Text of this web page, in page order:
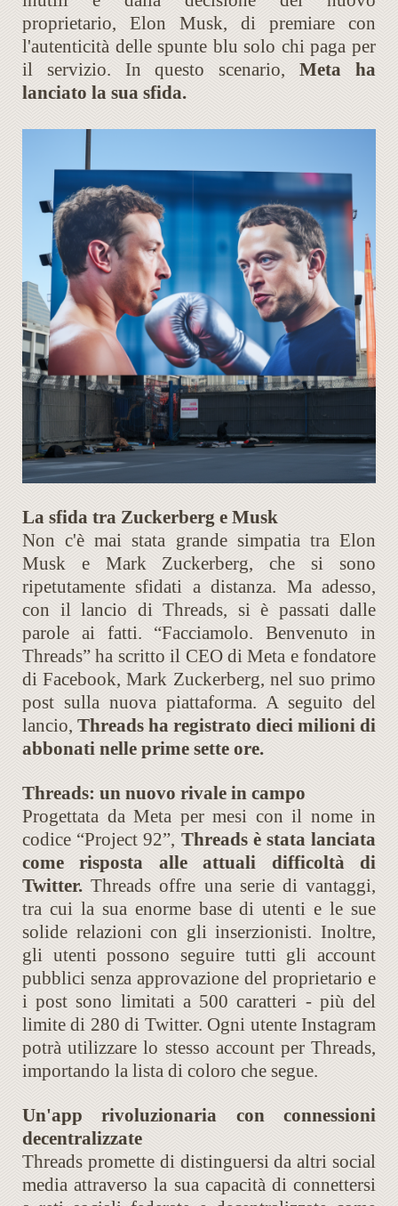
proprietario, Elon Musk, di premiare con
l'autenticità delle spunte blu solo chi paga per
il servizio. In questo scenario,Meta ha
lanciato la sua sfida.
La sfida tra Zuckerberg e Musk
Non c'è mai stata grande simpatia tra Elon
Musk e Mark Zuckerberg, che si sono
ripetutamente sfidati a distanza. Ma adesso,
con il lancio di Threads, si è passati dalle
parole ai fatti. “Facciamolo. Benvenuto in
Threads” ha scritto il CEO di Meta e fondatore
di Facebook, Mark Zuckerberg, nel suo primo
post sulla nuova piattaforma. A seguito del
lancio, Threads ha registrato dieci milioni di
abbonati nelle prime sette ore.
Threads: un nuovo rivale in campo
Progettata da Meta per mesi con il nome in
codice “Project 92”, Threads è stata lanciata
come risposta alle attuali difficoltà di
Twitter. Threads offre una serie di vantaggi,
tra cui la sua enorme base di utenti e le sue
solide relazioni con gli inserzionisti. Inoltre,
gli utenti possono seguire tutti gli account
pubblici senza approvazione del proprietario e
i post sono limitati a 500 caratteri - più del
limite di 280 di Twitter. Ogni utente Instagram
potrà utilizzare lo stesso account per Threads,
importando la lista di coloro che segue.
Un'app rivoluzionaria con connessioni
decentralizzate
Threads promette di distinguersi da altri social
media attraverso la sua capacità di connettersi